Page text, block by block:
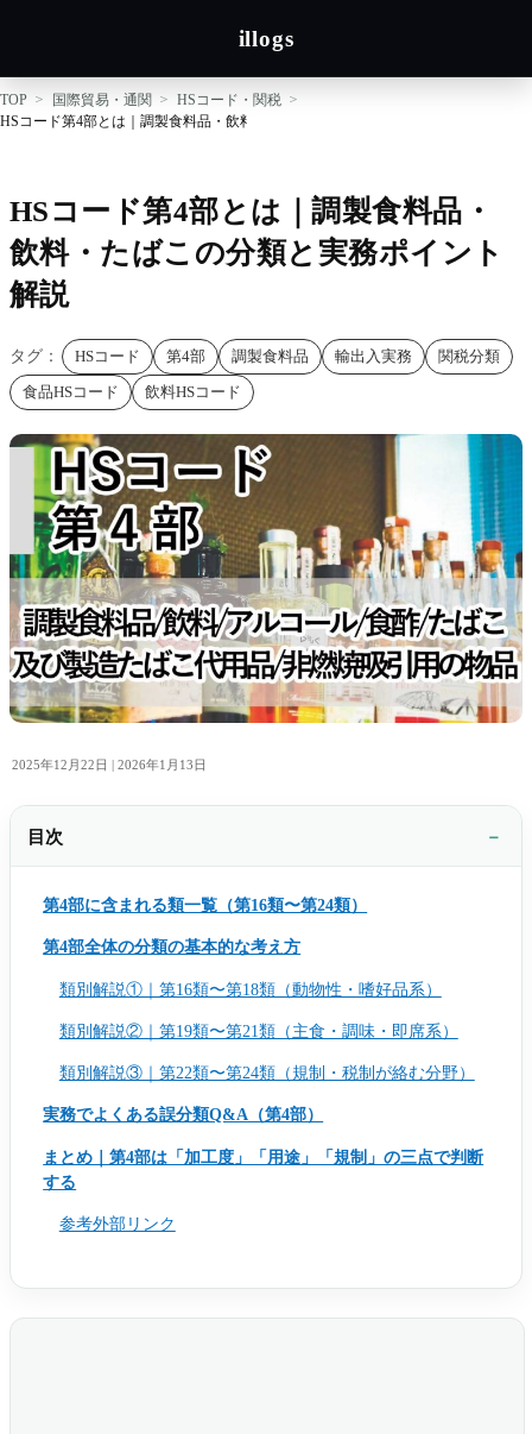
illogs
TOP 国際貿易・通関
HSコード・関税
HSコード第4部とは｜調製食料品・飲料・たばこの分類と実務ポイント解説
HSコード第4部とは｜調製食料品・
飲料・たばこの分類と実務ポイント
解説
タグ： HSコード 第4部 調製食料品 輸出入実務
関税分類
食品HSコード
飲料HSコード
2025年12月22日 | 2026年1月13日
目次
第4部に含まれる類一覧（第16類〜第24類）
第4部全体の分類の基本的な考え方
類別解説①｜第16類〜第18類（動物性・嗜好品系）
類別解説②｜第19類〜第21類（主食・調味・即席系）
類別解説③｜第22類〜第24類（規制・税制が絡む分野）
実務でよくある誤分類Q&A（第4部）
まとめ｜第4部は「加工度」「用途」「規制」の三点で判断
する
参考外部リンク